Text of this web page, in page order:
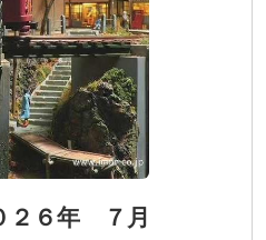
２６年 ７月